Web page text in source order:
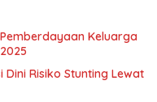
Keluarga
Dini Risiko Stunting Lewat